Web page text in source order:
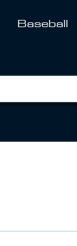
Baseball